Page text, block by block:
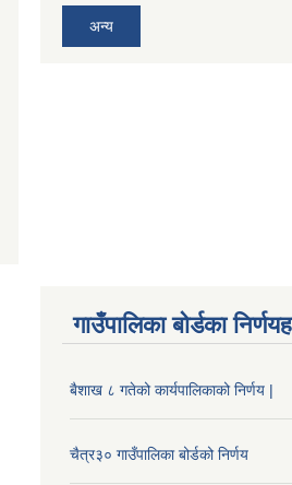
अन्य
गाउँपालिका बोर्डका
बैशाख ८ गतेको कार्यपालिकाको निर्णय |
चैत्र३० गाउँपालिका बोर्डको निर्णय